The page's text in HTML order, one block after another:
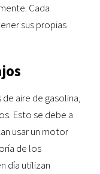
Cada
sus propias
aire de gasolina,
Esto se debe a
usar un motor
de los
día utilizan